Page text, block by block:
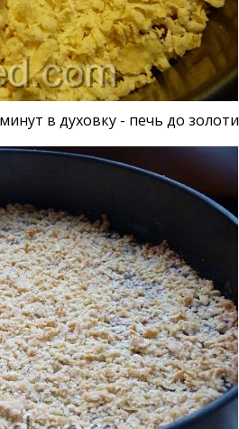
в духовку - печь до